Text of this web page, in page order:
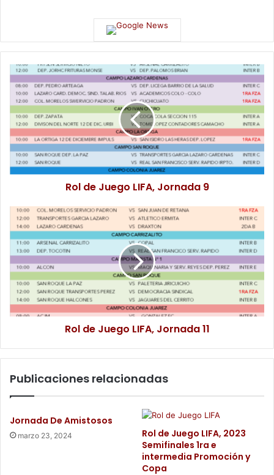
Rol de Juego LIFA, Jornada 9
Rol de Juego LIFA, Jornada 11
Publicaciones relacionadas
Jornada De Amistosos
marzo 23, 2024
Rol de Juego LIFA, 2023
Semifinales 1ra e
intermedia Promoción y
Copa